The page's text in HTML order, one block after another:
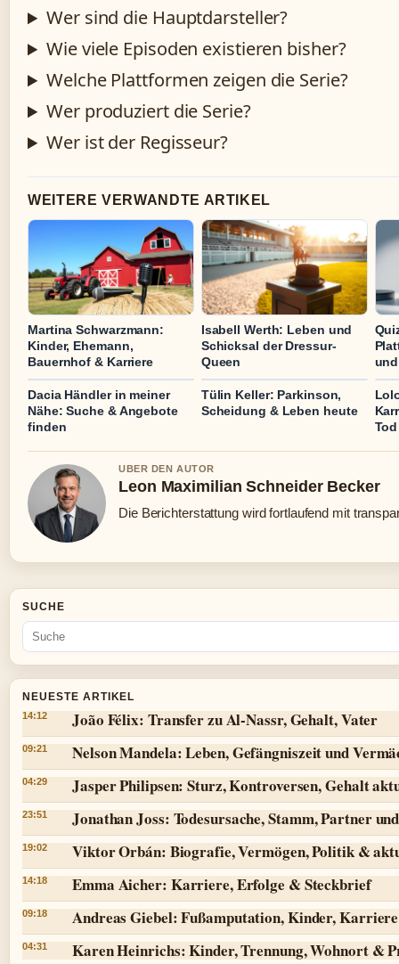
Wer sind die Hauptdarsteller?
Wie viele Episoden existieren bisher?
Welche Plattformen zeigen die Serie?
Wer produziert die Serie?
Wer ist der Regisseur?
WEITERE VERWANDTE ARTIKEL
Martina Schwarzmann:
Kinder, Ehemann,
Bauernhof & Karriere
Isabell Werth: Leben und
Schicksal der Dressur-
Queen
Dacia Händler in meiner
Nähe: Suche & Angebote
finden
Tülin Keller: Parkinson,
Scheidung & Leben heute
Tod
UBER DEN AUTOR
Leon Maximilian Schneider Becker
Die Berichterstattung wird fortlaufend mit
SUCHE
NEUESTE ARTIKEL
14:12 João Félix: Transfer zu Al-Nassr, Gehalt, Vater
09:21 Nelson Mandela: Leben, Gefängniszeit und
04:29 Jasper Philipsen: Sturz, Kontroversen, Gehalt
23:51 Jonathan Joss: Todesursache, Stamm, Partner
19:02 Viktor Orbán: Biografie, Vermögen, Politik &
14:18 Emma Aicher: Karriere, Erfolge & Steckbrief
09:18 Andreas Giebel: Fußamputation, Kinder,
04:31 Karen Heinrichs: Kinder, Trennung, Wohnort &